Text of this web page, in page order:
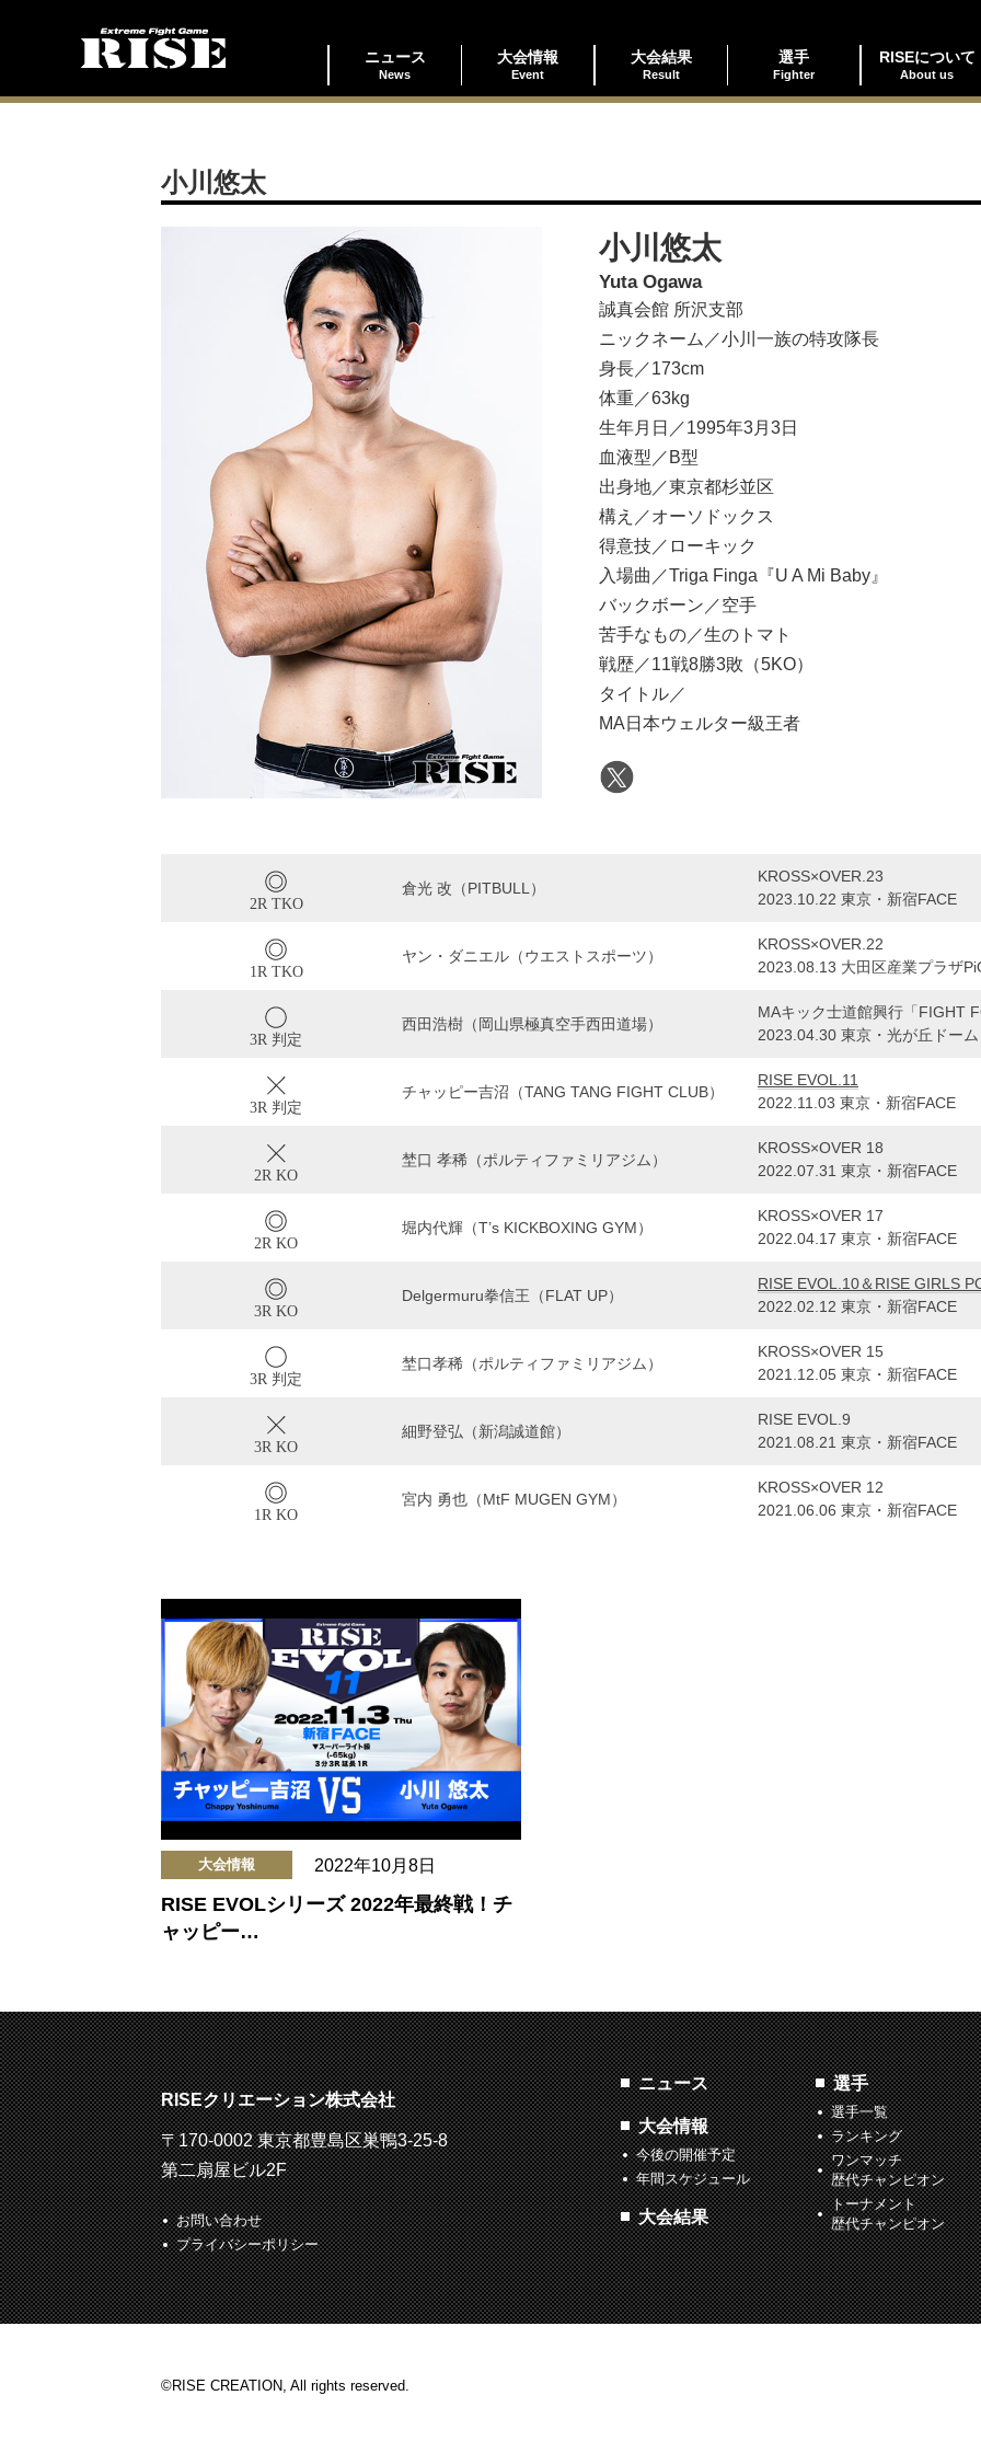
ニュース
News
大会情報
Event
大会結果
Result
選手
Fighter
RISEについて
About us
小川悠太
小川悠太
Yuta Ogawa
誠真会館 所沢支部
ニックネーム／小川一族の特攻隊長
身長／173cm
体重／63kg
生年月日／1995年3月3日
血液型／B型
出身地／東京都杉並区
構え／オーソドックス
得意技／ローキック
入場曲／Triga Finga『U A Mi Baby』
バックボーン／空手
苦手なもの／生のトマト
戦歴／11戦8勝3敗（5KO）
タイトル／
MA日本ウェルター級王者
2R TKO
倉光 改（PITBULL）
KROSS×OVER.23
2023.10.22 東京・新宿FACE
1R TKO
ヤン・ダニエル（ウエストスポーツ）
KROSS×OVER.22
2023.08.13 大田区産業プラザ
3R 判定
西田浩樹（岡山県極真空手西田道場）
MAキック士道館興行「FIGHT
2023.04.30 東京・光が丘ドーム
3R 判定
チャッピー吉沼（TANG TANG FIGHT CLUB）
RISE EVOL.11
2022.11.03 東京・新宿FACE
2R KO
埜口 孝稀（ポルティファミリアジム）
KROSS×OVER 18
2022.07.31 東京・新宿FACE
2R KO
堀内代輝（T’s KICKBOXING GYM）
KROSS×OVER 17
2022.04.17 東京・新宿FACE
3R KO
Delgermuru拳信王（FLAT UP）
RISE EVOL.10＆RISE GIRLS
2022.02.12 東京・新宿FACE
3R 判定
埜口孝稀（ポルティファミリアジム）
KROSS×OVER 15
2021.12.05 東京・新宿FACE
3R KO
細野登弘（新潟誠道館）
RISE EVOL.9
2021.08.21 東京・新宿FACE
1R KO
宮内 勇也（MtF MUGEN GYM）
KROSS×OVER 12
2021.06.06 東京・新宿FACE
大会情報 2022年10月8日
RISE EVOLシリーズ 2022年最終戦！チ
ャッピー…
RISEクリエーション株式会社
〒170-0002 東京都豊島区巣鴨3-25-8
第二扇屋ビル2F
お問い合わせ
プライバシーポリシー
ニュース
大会情報
今後の開催予定
年間スケジュール
大会結果
選手
選手一覧
ランキング
ワンマッチ
歴代チャンピオン
トーナメント
歴代チャンピオン
©RISE CREATION, All rights reserved.